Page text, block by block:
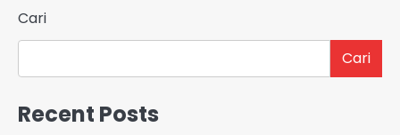
Cari
Cari
Recent Posts